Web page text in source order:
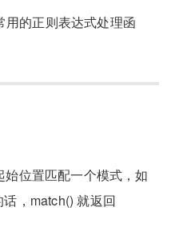
的正则表达式处理函
位置匹配一个模式，如
，match() 就返回